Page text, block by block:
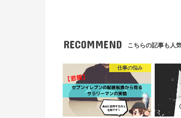
RECOMMEND こちらの記事も人気
仕事の悩み